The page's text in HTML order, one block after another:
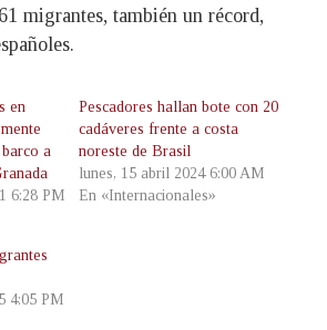
migrantes, también un récord,
en
a
6:28 PM
Pescadores hallan bote con 20
cadáveres frente a costa
noreste de Brasil
lunes, 15 abril 2024 6:00 AM
En «Internacionales»
4:05 PM